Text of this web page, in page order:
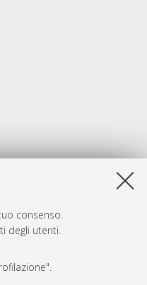
consenso.
degli utenti.